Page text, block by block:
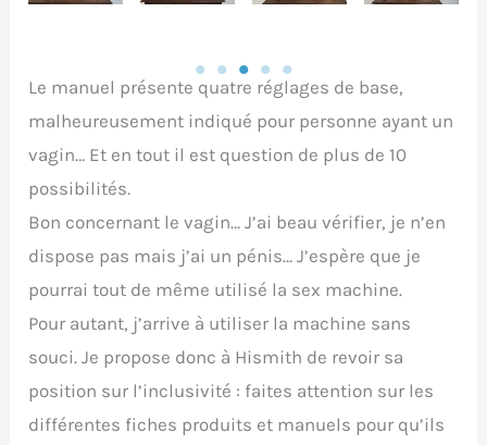
Le manuel présente quatre réglages de base,
malheureusement indiqué pour personne ayant un
vagin… Et en tout il est question de plus de 10
possibilités.
Bon concernant le vagin… J’ai beau vérifier, je n’en
dispose pas mais j’ai un pénis… J’espère que je
pourrai tout de même utilisé la sex machine.
Pour autant, j’arrive à utiliser la machine sans
souci. Je propose donc à Hismith de revoir sa
position sur l’inclusivité : faites attention sur les
différentes fiches produits et manuels pour qu’ils